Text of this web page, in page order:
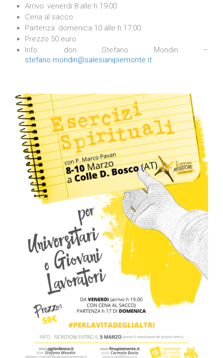
Arrivo: venerdi 8 alle h 19:00
Cena al sacco
Partenza: domenica 10 alle h 17:00
Prezzo 50 euro
Info: don Stefano Mondin –
stefano.mondin@salesianipiemonte.it